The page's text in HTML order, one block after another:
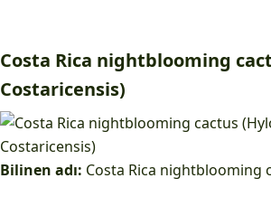
Costa Rica nightblooming
Costaricensis)
Bilinen adı: Costa Rica nightblooming